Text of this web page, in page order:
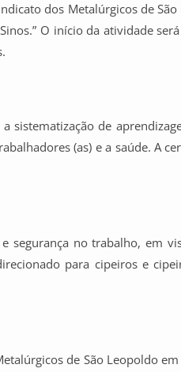
dos Metalúrgicos de
O início da atividade
sistematização de
(as) e a saúde. A
segurança no trabalho, em
para cipeiros e
de São Leopoldo